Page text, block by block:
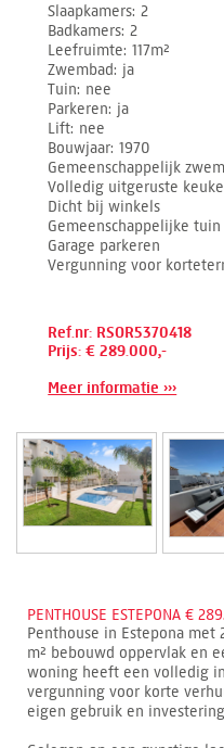
Slaapkamers 2
Badkamers 2
Leefruimte 117m²
Zwembad ja
Tuin nee
Parkeren ja
Lift nee
Bouwjaar 1970
Gemeenschappelijk
Volledig uitgeruste
Dicht bij winkels
Gemeenschappelijke tuin
Garage parkeren
Vergunning voor
Ref.nr: RSOR5370418
Prijs: € 289.000,-
Meer informatie ›››
PENTHOUSE ESTEPONA €
Penthouse in Estepona met
m² bebouwd oppervlak en
woning heeft een volledig
vergunning voor korte
eigen gebruik en